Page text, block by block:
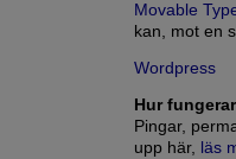
Movable
kan, mot en
Wordpress
Hur
Pingar,
upp här, läs